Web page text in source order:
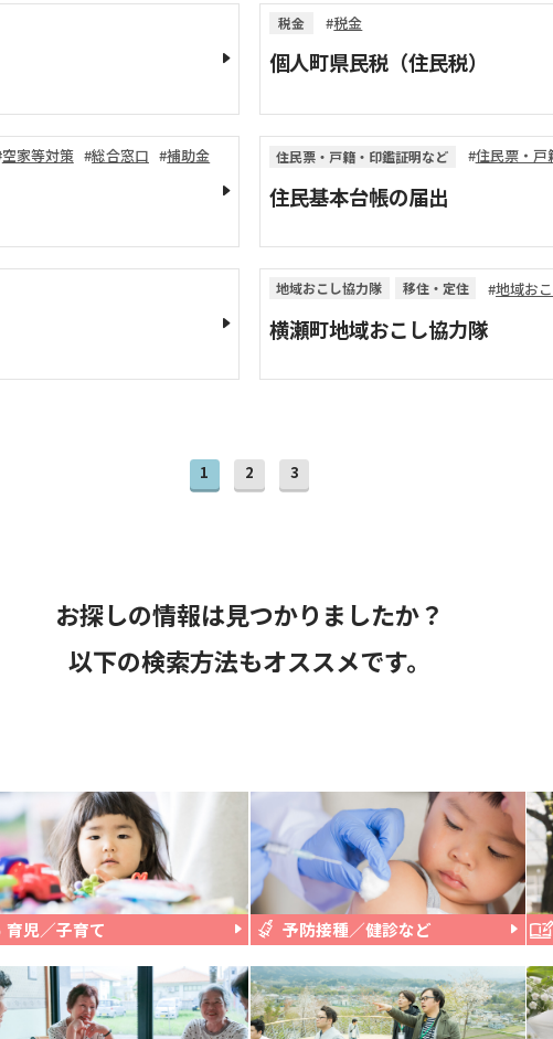
税金 税金
個人町県民税（住民税）
空家等対策 総合窓口 補助金 住民票・戸籍・印鑑証明など 住民票・戸
住民基本台帳の届出
地域おこし協力隊 移住・定住 地域お
横瀬町地域おこし協力隊
1 2 3
お探しの情報は見つかりましたか？
以下の検索方法もオススメです。
育児／子育て 予防接種／健診など